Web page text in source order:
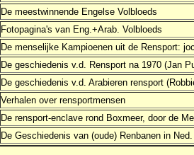
De meestwinnende Engelse Volbloeds
Fotopagina's van Eng.+Arab. Volbloeds
De menselijke Kampioenen uit de Rensport:
De geschiedenis v.d. Rensport na 1970 (Jan
De geschiedenis v.d. Arabieren rensport
Verhalen over rensportmensen
De rensport-enclave rond Boxmeer, door de
De Geschiedenis van (oude) Renbanen in Ned.